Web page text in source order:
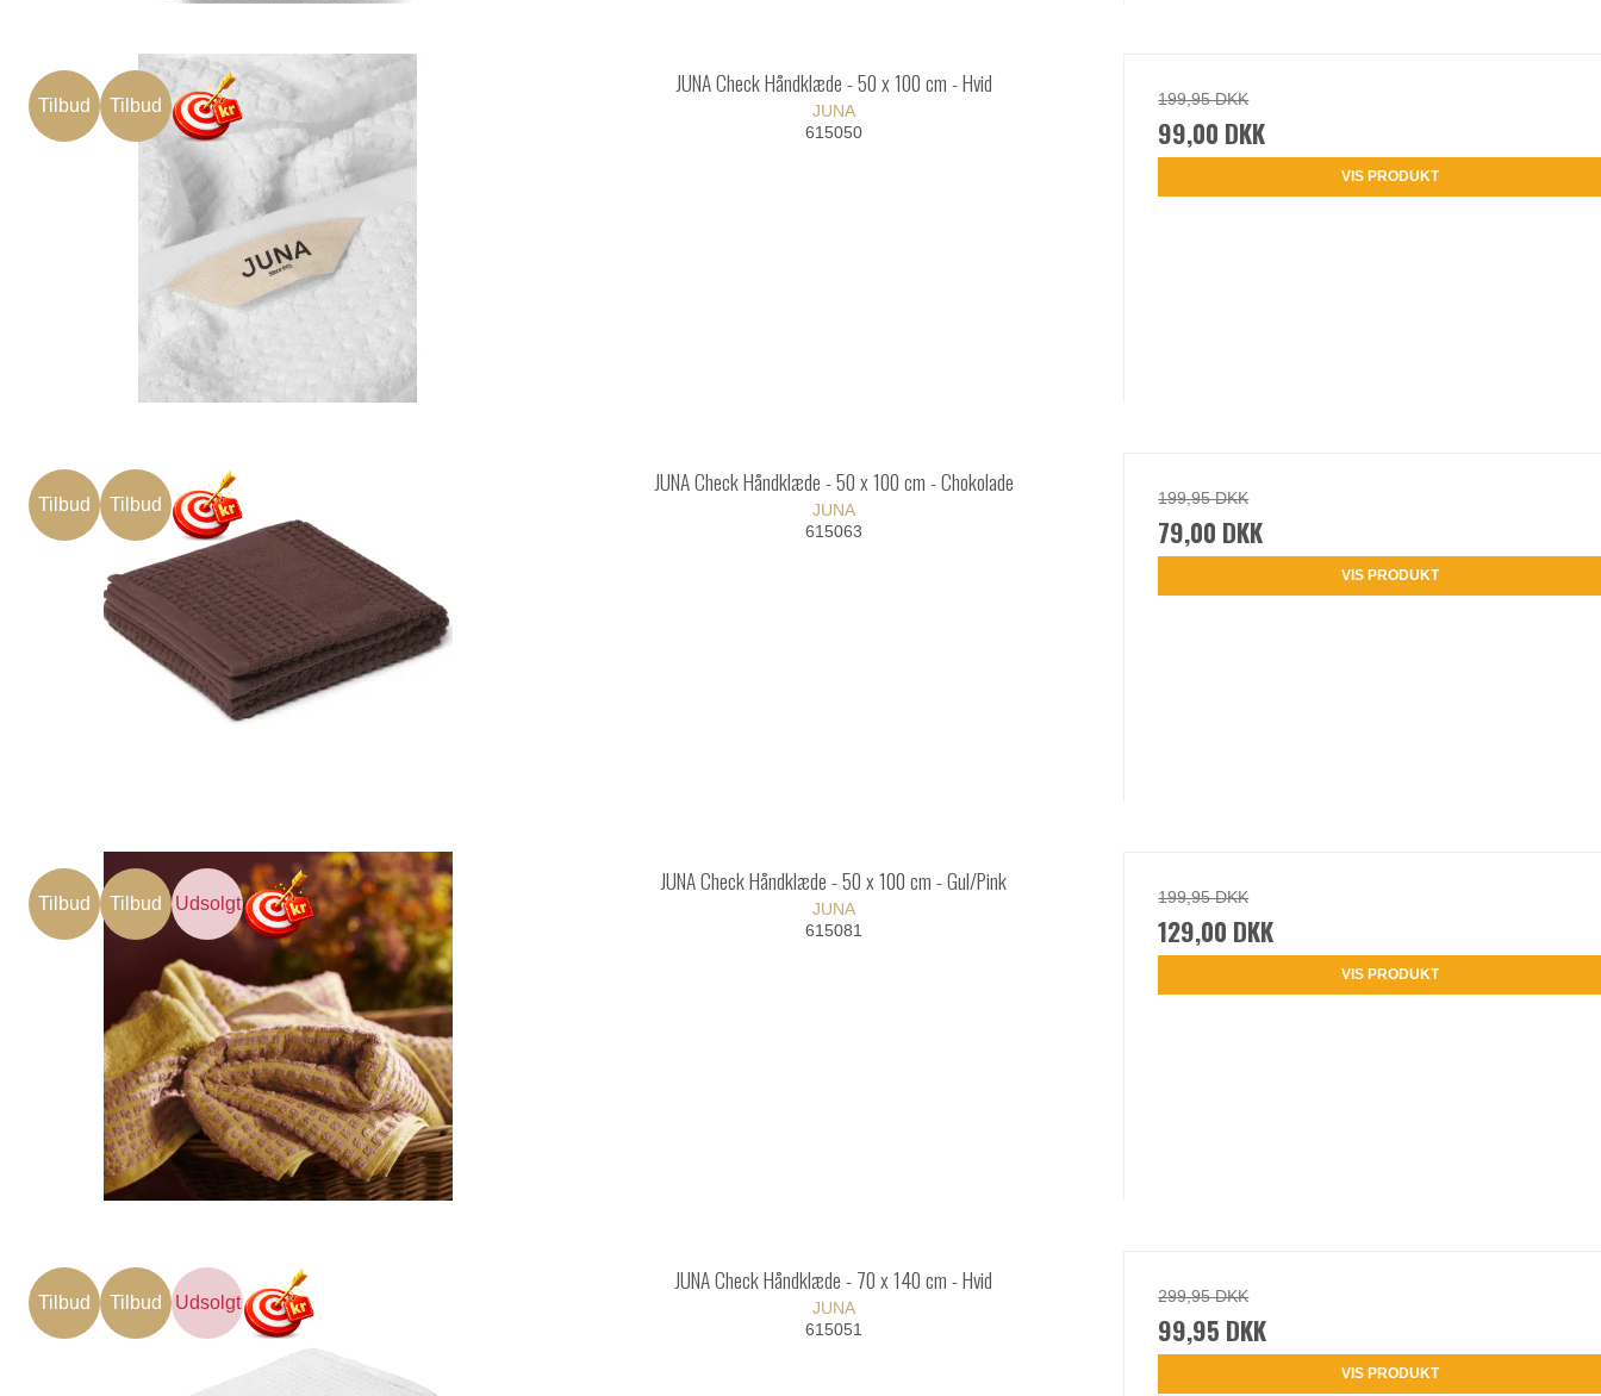
Tilbud Tilbud
JUNA Check Håndklæde - 50 x 100 cm - Hvid
JUNA
615050
199,95 DKK
99,00 DKK
VIS PRODUKT
Tilbud Tilbud
JUNA Check Håndklæde - 50 x 100 cm - Chokolade
JUNA
615063
199,95 DKK
79,00 DKK
VIS PRODUKT
Tilbud Tilbud Udsolgt
JUNA Check Håndklæde - 50 x 100 cm - Gul/Pink
JUNA
615081
199,95 DKK
129,00 DKK
VIS PRODUKT
Tilbud Tilbud Udsolgt
JUNA Check Håndklæde - 70 x 140 cm - Hvid
JUNA
615051
299,95 DKK
99,95 DKK
VIS PRODUKT